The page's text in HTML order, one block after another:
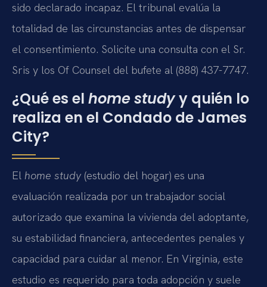
sido declarado incapaz. El tribunal evalúa la
totalidad de las circunstancias antes de dispensar
el consentimiento. Solicite una consulta con el Sr.
Sris y los Of Counsel del bufete al (888) 437-7747.
¿Qué es el home studyy quién lo
realiza en el Condado de James
City?
El home study (estudio del hogar) es una
evaluación realizada por un trabajador social
autorizado que examina la vivienda del adoptante,
su estabilidad financiera, antecedentes penales y
capacidad para cuidar al menor. En Virginia, este
estudio es requerido para toda adopción y suele